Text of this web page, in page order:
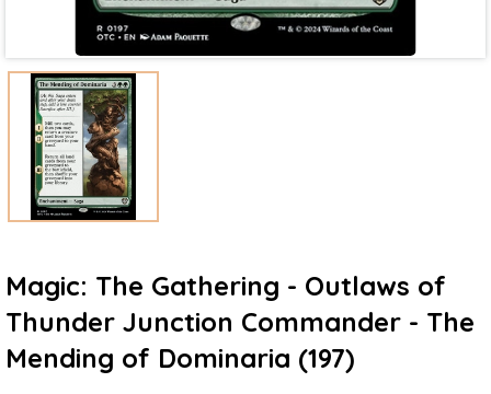
Magic: The Gathering - Outlaws of
Thunder Junction Commander - The
Mending of Dominaria (197)